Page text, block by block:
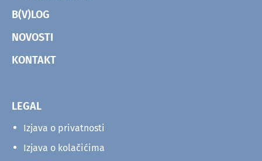
B(V)LOG
NOVOSTI
KONTAKT
LEGAL
Izjava o privatnosti
Izjava o kolačićima